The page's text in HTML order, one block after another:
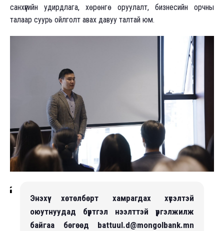
санхүүгийн удирдлага, хөрөнгө оруулалт, бизнесийн орчны
талаар суурь ойлголт авах давуу талтай юм.
Энэхүү хөтөлбөрт хамрагдах хүсэлтэй
оюутнуудад бүртгэл нээлттэй үргэлжилж
байгаа бөгөөд battuul.d@mongolbank.mn